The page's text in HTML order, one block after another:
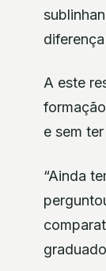
A este
e sem
“Ainda